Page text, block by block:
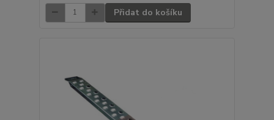
Přidat do košíku